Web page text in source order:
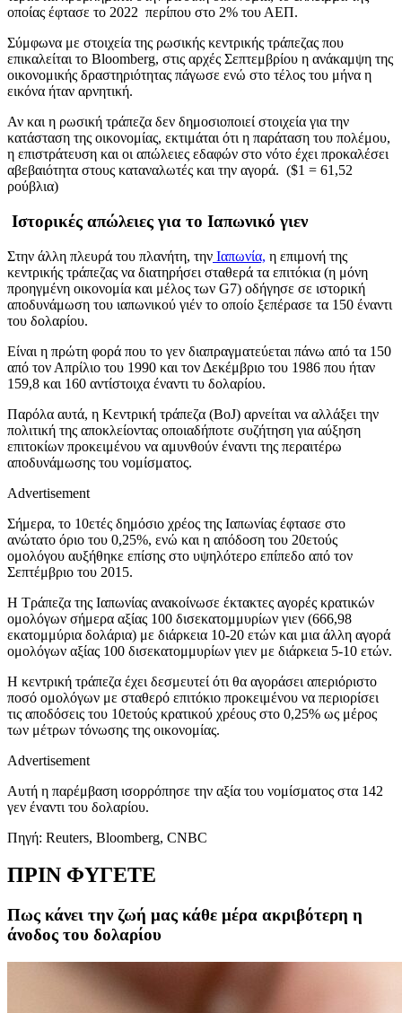
οποίας έφτασε το 2022 περίπου στο 2% του ΑΕΠ.
Σύμφωνα με στοιχεία της ρωσικής κεντρικής τράπεζας που
επικαλείται το Bloomberg, στις αρχές Σεπτεμβρίου η ανάκαμψη της
οικονομικής δραστηριότητας πάγωσε ενώ στο τέλος του μήνα η
εικόνα ήταν αρνητική.
Αν και η ρωσική τράπεζα δεν δημοσιοποιεί στοιχεία για την
κατάσταση της οικονομίας, εκτιμάται ότι η παράταση του πολέμου,
η επιστράτευση και οι απώλειες εδαφών στο νότο έχει προκαλέσει
αβεβαιότητα στους καταναλωτές και την αγορά. ($1 = 61,52
ρούβλια)
Ιστορικές απώλειες για το Ιαπωνικό γιεν
Στην άλλη πλευρά του πλανήτη, την Ιαπωνία, η επιμονή της
κεντρικής τράπεζας να διατηρήσει σταθερά τα επιτόκια (η μόνη
προηγμένη οικονομία και μέλος των G7) οδήγησε σε ιστορική
αποδυνάμωση του ιαπωνικού γιέν το οποίο ξεπέρασε τα 150 έναντι
του δολαρίου.
Είναι η πρώτη φορά που το γεν διαπραγματεύεται πάνω από τα 150
από τον Απρίλιο του 1990 και τον Δεκέμβριο του 1986 που ήταν
159,8 και 160 αντίστοιχα έναντι τυ δολαρίου.
Παρόλα αυτά, η Κεντρική τράπεζα (BoJ) αρνείται να αλλάξει την
πολιτική της αποκλείοντας οποιαδήποτε συζήτηση για αύξηση
επιτοκίων προκειμένου να αμυνθούν έναντι της περαιτέρω
αποδυνάμωσης του νομίσματος.
Advertisement
Σήμερα, το 10ετές δημόσιο χρέος της Ιαπωνίας έφτασε στο
ανώτατο όριο του 0,25%, ενώ και η απόδοση του 20ετούς
ομολόγου αυξήθηκε επίσης στο υψηλότερο επίπεδο από τον
Σεπτέμβριο του 2015.
Η Τράπεζα της Ιαπωνίας ανακοίνωσε έκτακτες αγορές κρατικών
ομολόγων σήμερα αξίας 100 δισεκατομμυρίων γιεν (666,98
εκατομμύρια δολάρια) με διάρκεια 10-20 ετών και μια άλλη αγορά
ομολόγων αξίας 100 δισεκατομμυρίων γιεν με διάρκεια 5-10 ετών.
Η κεντρική τράπεζα έχει δεσμευτεί ότι θα αγοράσει απεριόριστο
ποσό ομολόγων με σταθερό επιτόκιο προκειμένου να περιορίσει
τις αποδόσεις του 10ετούς κρατικού χρέους στο 0,25% ως μέρος
των μέτρων τόνωσης της οικονομίας.
Advertisement
Αυτή η παρέμβαση ισορρόπησε την αξία του νομίσματος στα 142
γεν έναντι του δολαρίου.
Πηγή: Reuters, Bloomberg, CNBC
ΠΡΙΝ ΦΥΓΕΤΕ
Πως κάνει την ζωή μας κάθε μέρα ακριβότερη η
άνοδος του δολαρίου